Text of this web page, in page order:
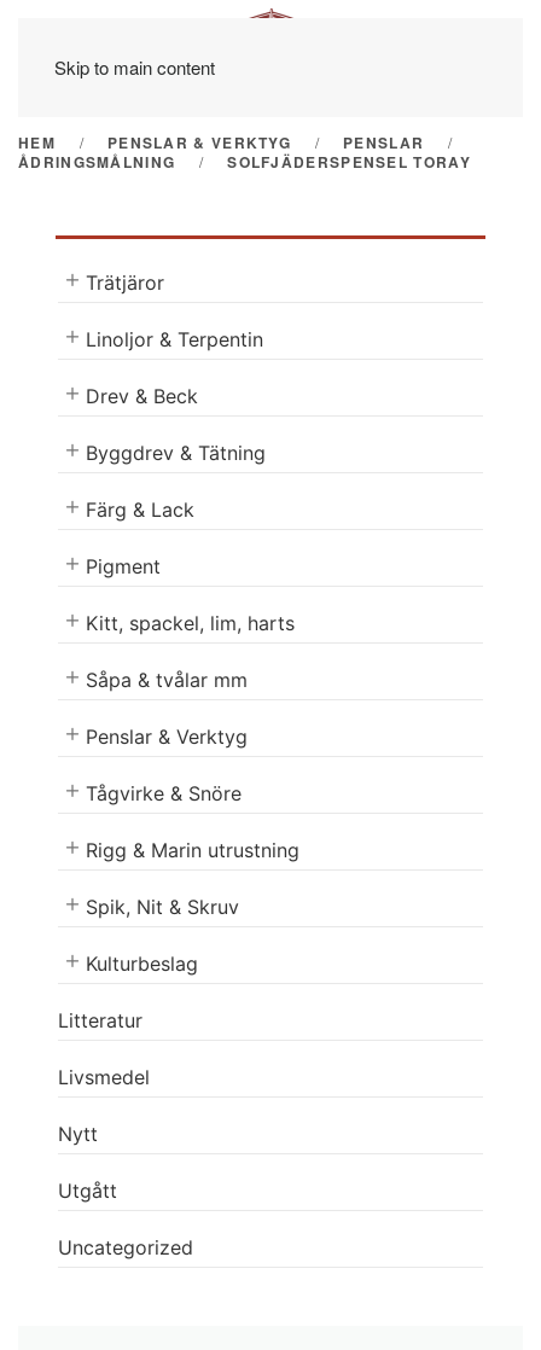
Skip to main content
HEM PENSLAR & VERKTYG
PENSLAR
ÅDRINGSMÅLNING
SOLFJÄDERSPENSEL TORAY
Trätjäror
Linoljor & Terpentin
Drev & Beck
Byggdrev & Tätning
Färg & Lack
Pigment
Kitt, spackel, lim, harts
Såpa & tvålar mm
Penslar & Verktyg
Tågvirke & Snöre
Rigg & Marin utrustning
Spik, Nit & Skruv
Kulturbeslag
Litteratur
Livsmedel
Nytt
Utgått
Uncategorized